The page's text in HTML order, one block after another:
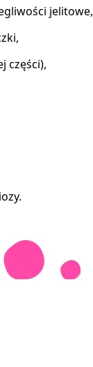
jelitowe,
części),